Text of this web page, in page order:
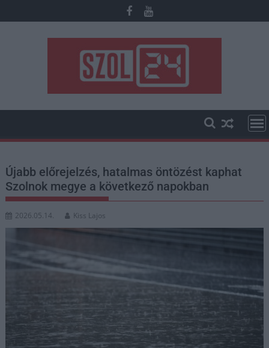
to
Újabb előrejelzés, hatalmas öntözést kaphat
Szolnok megye a következő napokban
2026.05.14. Kiss Lajos